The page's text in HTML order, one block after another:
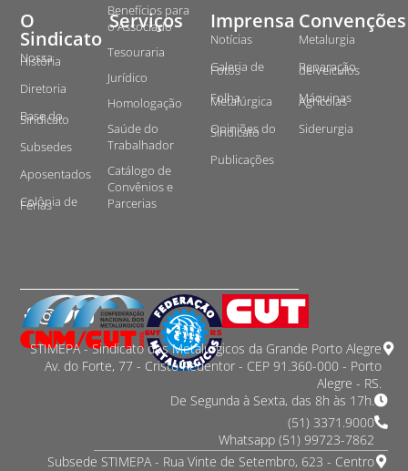
O
Sindicato
Nossa
História
Diretoria
Base do
Sindicato
Subsedes
Aposentados
Colônia de
Férias
Serviços
Benefícios para
o Associado
Tesouraria
Jurídico
Homologação
Saúde do
Trabalhador
Catálogo de
Convênios e
Parcerias
Imprensa
Notícias
Galeria de
Fotos
Folha
Metalúrgica
Opiniões do
Sindicato
Publicações
Convenções
Metalurgia
Reparação
de Veículos
Máquinas
Agrícolas
Siderurgia
STIMEPA - Sindicato dos Metalurgicos da Grande Porto Alegre
Av. do Forte, 77 - Cristo Redentor - CEP 91.360-000 - Porto
Alegre - RS.
De Segunda à Sexta, das 8h às 17h.
(51) 3371.9000
Whatsapp (51) 99723-7862
Subsede STIMEPA - Rua Vinte de Setembro, 623 - Centro